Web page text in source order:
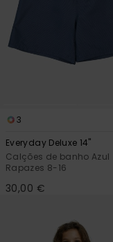
3
Everyday Deluxe 14"
Calções de banho Azul
Rapazes 8-16
30,00 €